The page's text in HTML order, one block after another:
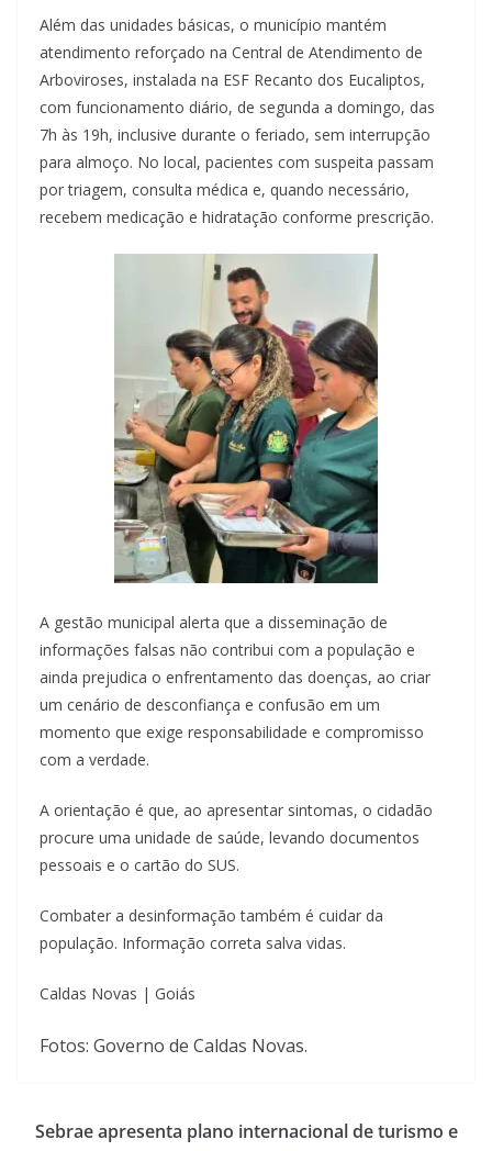
Além das unidades básicas, o município mantém
atendimento reforçado na Central de Atendimento de
Arboviroses, instalada na ESF Recanto dos Eucaliptos,
com funcionamento diário, de segunda a domingo, das
7h às 19h, inclusive durante o feriado, sem interrupção
para almoço. No local, pacientes com suspeita passam
por triagem, consulta médica e, quando necessário,
recebem medicação e hidratação conforme prescrição.
A gestão municipal alerta que a disseminação de
informações falsas não contribui com a população e
ainda prejudica o enfrentamento das doenças, ao criar
um cenário de desconfiança e confusão em um
momento que exige responsabilidade e compromisso
com a verdade.
A orientação é que, ao apresentar sintomas, o cidadão
procure uma unidade de saúde, levando documentos
pessoais e o cartão do SUS.
Combater a desinformação também é cuidar da
população. Informação correta salva vidas.
Caldas Novas | Goiás
Fotos: Governo de Caldas Novas.
Sebrae apresenta plano internacional de turismo e